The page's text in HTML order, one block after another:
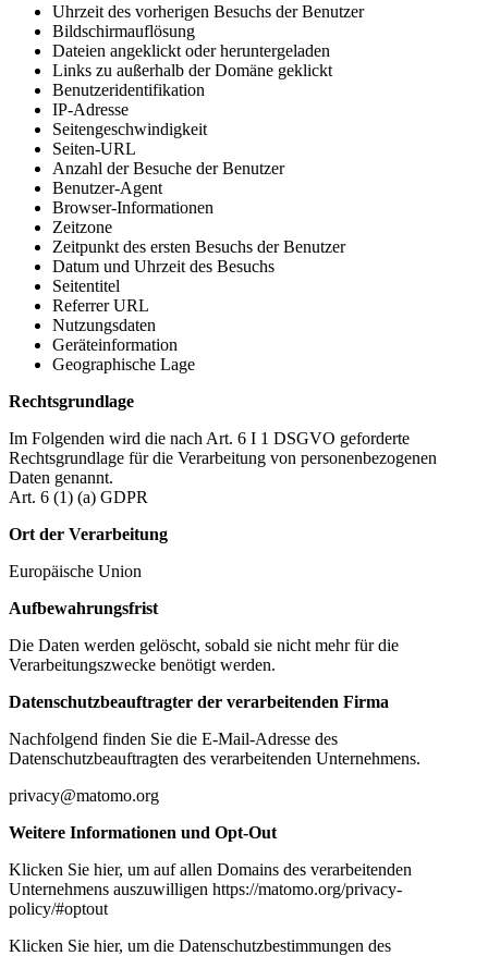
Uhrzeit des vorherigen Besuchs der Benutzer
Bildschirmauflösung
Dateien angeklickt oder heruntergeladen
Links zu außerhalb der Domäne geklickt
Benutzeridentifikation
IP-Adresse
Seitengeschwindigkeit
Seiten-URL
Anzahl der Besuche der Benutzer
Benutzer-Agent
Browser-Informationen
Zeitzone
Zeitpunkt des ersten Besuchs der Benutzer
Datum und Uhrzeit des Besuchs
Seitentitel
Referrer URL
Nutzungsdaten
Geräteinformation
Geographische Lage
Rechtsgrundlage
Im Folgenden wird die nach Art. 6 I 1 DSGVO geforderte
Rechtsgrundlage für die Verarbeitung von personenbezogenen
Daten genannt.
Art. 6 (1) (a) GDPR
Ort der Verarbeitung
Europäische Union
Aufbewahrungsfrist
Die Daten werden gelöscht, sobald sie nicht mehr für die
Verarbeitungszwecke benötigt werden.
Datenschutzbeauftragter der verarbeitenden Firma
Nachfolgend finden Sie die E-Mail-Adresse des
Datenschutzbeauftragten des verarbeitenden Unternehmens.
privacy@matomo.org
Weitere Informationen und Opt-Out
Klicken Sie hier, um auf allen Domains des verarbeitenden
Unternehmens auszuwilligen https://matomo.org/privacy-
policy/#optout
Klicken Sie hier, um die Datenschutzbestimmungen des